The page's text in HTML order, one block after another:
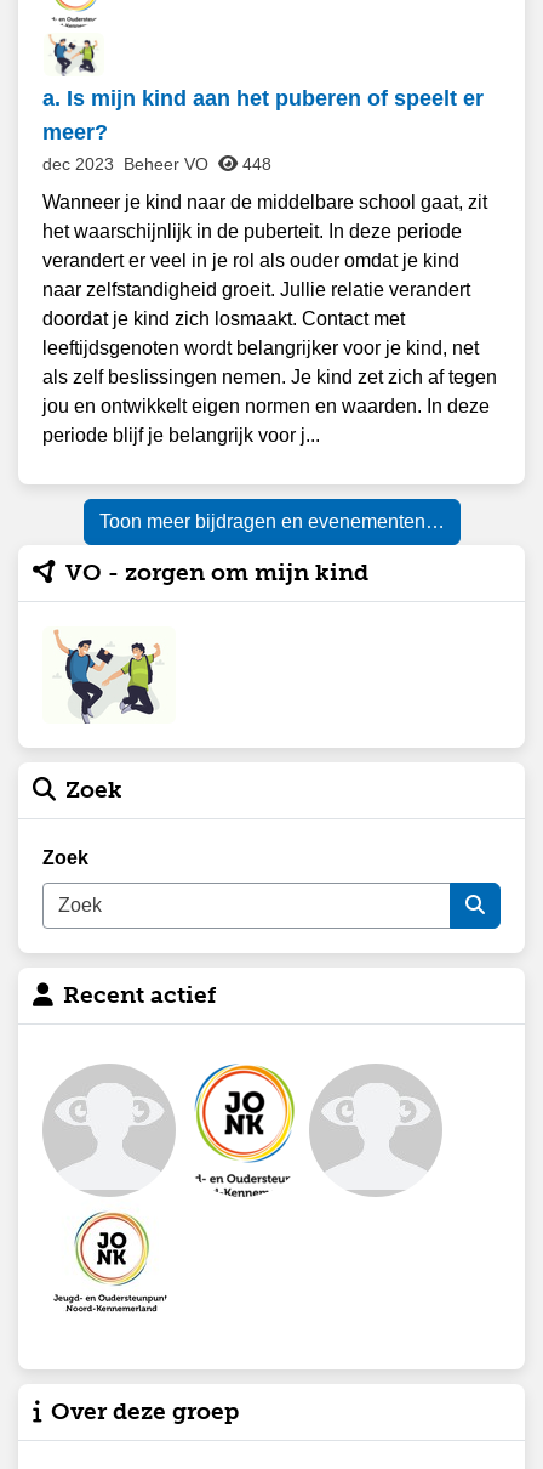
a. Is mijn kind aan het puberen of speelt er
meer?
dec 2023 Beheer VO 448
Wanneer je kind naar de middelbare school gaat, zit
het waarschijnlijk in de puberteit. In deze periode
verandert er veel in je rol als ouder omdat je kind
naar zelfstandigheid groeit. Jullie relatie verandert
doordat je kind zich losmaakt. Contact met
leeftijdsgenoten wordt belangrijker voor je kind, net
als zelf beslissingen nemen. Je kind zet zich af tegen
jou en ontwikkelt eigen normen en waarden. In deze
periode blijf je belangrijk voor j...
Toon meer bijdragen en evenementen…
VO - zorgen om mijn kind
Zoek
Zoek
Recent actief
Over deze groep